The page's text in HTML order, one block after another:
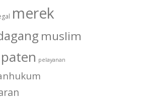
merek
muslim
paten pelayanan